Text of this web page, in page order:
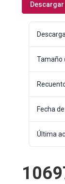
Descargar
Tamaño
Fecha
Última